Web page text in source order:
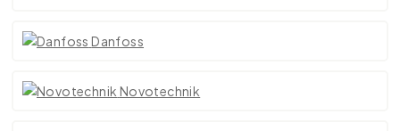
Danfoss
Novotechnik